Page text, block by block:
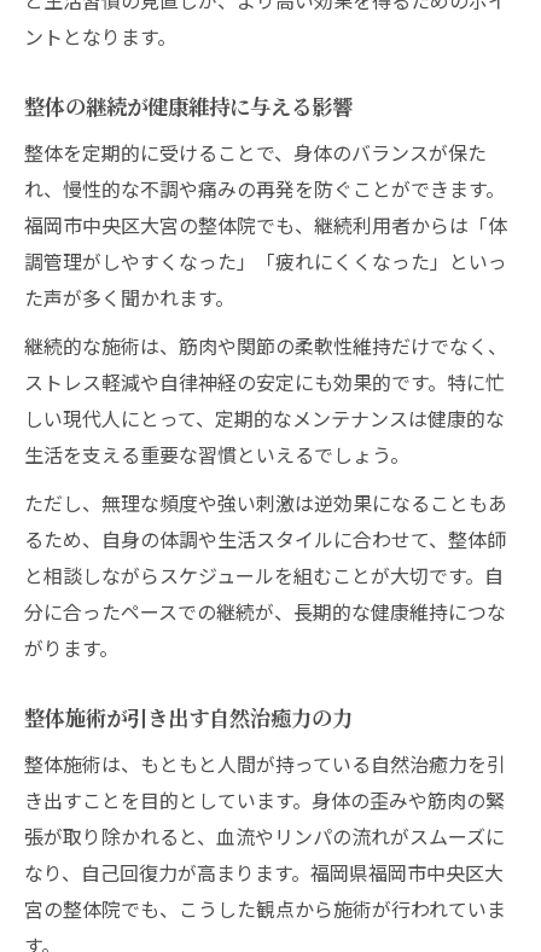
ントとなります。
整体の継続が健康維持に与える影響
整体を定期的に受けることで、身体のバランスが保た
れ、慢性的な不調や痛みの再発を防ぐことができます。
福岡市中央区大宮の整体院でも、継続利用者からは「体
調管理がしやすくなった」「疲れにくくなった」といっ
た声が多く聞かれます。
継続的な施術は、筋肉や関節の柔軟性維持だけでなく、
ストレス軽減や自律神経の安定にも効果的です。特に忙
しい現代人にとって、定期的なメンテナンスは健康的な
生活を支える重要な習慣といえるでしょう。
ただし、無理な頻度や強い刺激は逆効果になることもあ
るため、自身の体調や生活スタイルに合わせて、整体師
と相談しながらスケジュールを組むことが大切です。自
分に合ったペースでの継続が、長期的な健康維持につな
がります。
整体施術が引き出す自然治癒力の力
整体施術は、もともと人間が持っている自然治癒力を引
き出すことを目的としています。身体の歪みや筋肉の緊
張が取り除かれると、血流やリンパの流れがスムーズに
なり、自己回復力が高まります。福岡県福岡市中央区大
宮の整体院でも、こうした観点から施術が行われていま
す。